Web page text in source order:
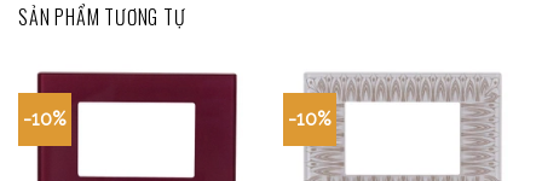
SẢN PHẨM TƯƠNG TỰ
-10% -10%